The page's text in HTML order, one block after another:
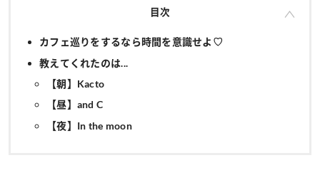
目次
カフェ巡りをするなら時間を意識せよ♡
教えてくれたのは...
【朝】Kacto
【昼】and C
【夜】In the moon